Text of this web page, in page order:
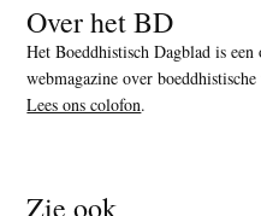
Over het BD
Het Boeddhistisch Dagblad is
webmagazine over boeddhistische
Lees ons colofon.
Zie ook